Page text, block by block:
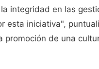
integridad en las
esta iniciativa",
de una